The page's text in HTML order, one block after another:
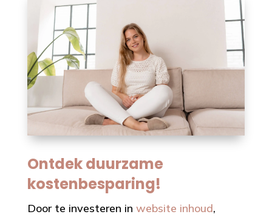
Ontdek duurzame
kostenbesparing!
Door te investeren in website inhoud,